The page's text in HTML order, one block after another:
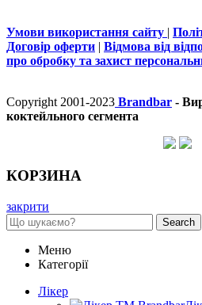
Умови використання сайту |
Договір оферти | Відмова від
про обробку та захист
Copyright 2001-2023 Brandbar -
коктейльного сегмента
КОРЗИНА
закрити
Search
Меню
Категорії
Лікер